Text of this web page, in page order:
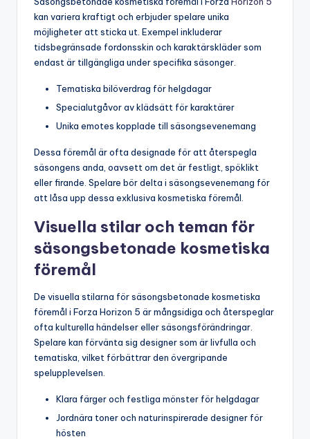
kan variera kraftigt och erbjuder spelare unika
möjligheter att sticka ut. Exempel inkluderar
tidsbegränsade fordonsskin och karaktärskläder som
endast är tillgängliga under specifika säsonger.
Tematiska bilöverdrag för helgdagar
Specialutgåvor av klädsätt för karaktärer
Unika emotes kopplade till säsongsevenemang
Dessa föremål är ofta designade för att återspegla
säsongens anda, oavsett om det är festligt, spöklikt
eller firande. Spelare bör delta i säsongsevenemang för
att låsa upp dessa exklusiva kosmetiska föremål.
Visuella stilar och teman för
säsongsbetonade kosmetiska
föremål
De visuella stilarna för säsongsbetonade kosmetiska
föremål i Forza Horizon 5 är mångsidiga och återspeglar
ofta kulturella händelser eller säsongsförändringar.
Spelare kan förvänta sig designer som är livfulla och
tematiska, vilket förbättrar den övergripande
spelupplevelsen.
Klara färger och festliga mönster för helgdagar
Jordnära toner och naturinspirerade designer för
hösten